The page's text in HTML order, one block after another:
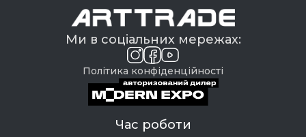
Ми в соціальних мережах:
Політика конфіденційності
Час роботи